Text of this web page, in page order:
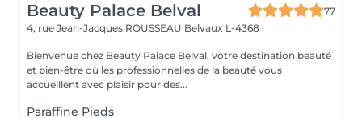
Beauty Palace Belval
77
4, rue Jean-Jacques ROUSSEAU Belvaux L-4368
Bienvenue chez Beauty Palace Belval, votre destination beauté
et bien-être où les professionnelles de la beauté vous
accueillent avec plaisir pour des...
Paraffine Pieds